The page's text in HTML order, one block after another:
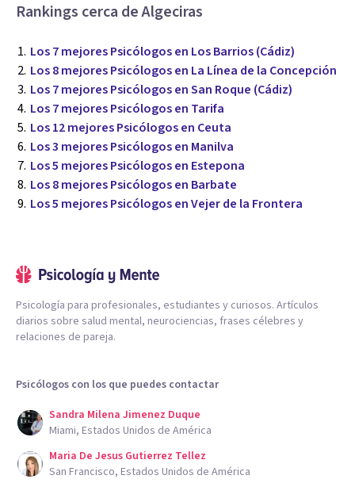
Rankings cerca de Algeciras
Los 7 mejores Psicólogos en Los Barrios (Cádiz)
Los 8 mejores Psicólogos en La Línea de la Concepción
Los 7 mejores Psicólogos en San Roque (Cádiz)
Los 7 mejores Psicólogos en Tarifa
Los 12 mejores Psicólogos en Ceuta
Los 3 mejores Psicólogos en Manilva
Los 5 mejores Psicólogos en Estepona
Los 8 mejores Psicólogos en Barbate
Los 5 mejores Psicólogos en Vejer de la Frontera
Psicología para profesionales, estudiantes y curiosos. Artículos
diarios sobre salud mental, neurociencias, frases célebres y
relaciones de pareja.
Psicólogos con los que puedes contactar
Sandra Milena Jimenez Duque
Miami, Estados Unidos de América
Maria De Jesus Gutierrez Tellez
San Francisco, Estados Unidos de América